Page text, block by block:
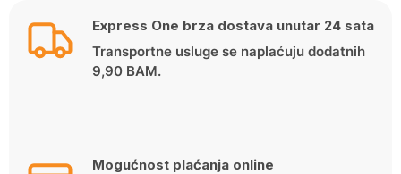
Express One brza dostava unutar 24 sata
Transportne usluge se naplaćuju dodatnih
9,90 BAM.
Mogućnost plaćanja online